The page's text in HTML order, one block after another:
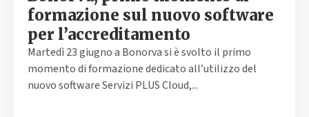
formazione sul nuovo software
per l’accreditamento
Martedì 23 giugno a Bonorva si è svolto il primo
momento di formazione dedicato all’utilizzo del
nuovo software Servizi PLUS Cloud,...